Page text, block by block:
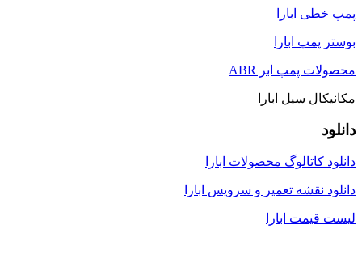
پمپ خطی ابارا
بوستر پمپ ابارا
محصولات پمپ ابر ABR
مکانیکال سیل ابارا
دانلود
دانلود کاتالوگ محصولات ابارا
دانلود نقشه تعمیر و سرویس ابارا
لیست قیمت ابارا